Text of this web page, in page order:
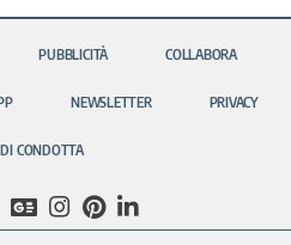
PUBBLICITÀ COLLABORA
NEWSLETTER PRIVACY
CONDOTTA